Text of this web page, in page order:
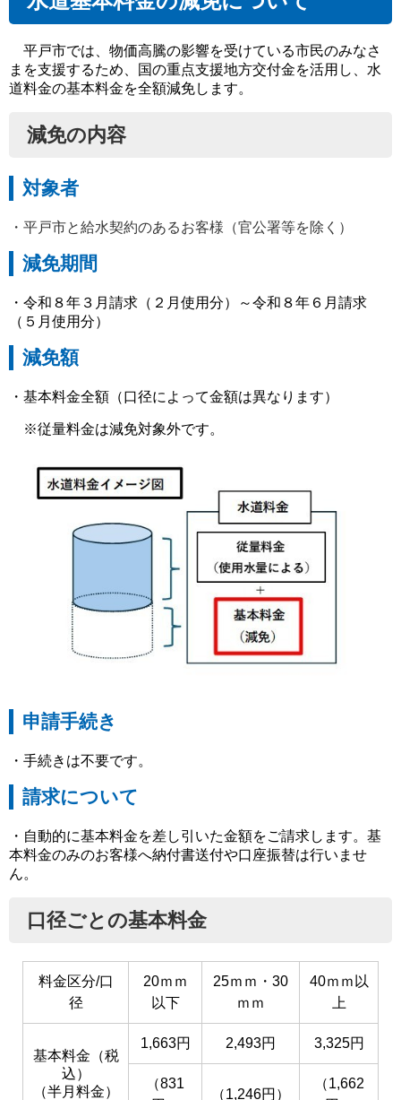
平戸市では、物価高騰の影響を受けている市民のみなさ
まを支援するため、国の重点支援地方交付金を活用し、水
道料金の基本料金を全額減免します。
減免の内容
対象者
・平戸市と給水契約のあるお客様（官公署等を除く）
減免期間
・令和８年３月請求（２月使用分）～令和８年６月請求
（５月使用分）
減免額
・基本料金全額（口径によって金額は異なります）
※従量料金は減免対象外です。
申請手続き
・手続きは不要です。
請求について
・自動的に基本料金を差し引いた金額をご請求します。基
本料金のみのお客様へ納付書送付や口座振替は行いませ
ん。
口径ごとの基本料金
料金区分/口
径
20ｍｍ
以下
25ｍｍ・30
ｍｍ
40ｍｍ以
上
基本料金（税
込）
（半月料金）
1,663円 2,493円 3,325円
（831
（1,246円）
（1,662